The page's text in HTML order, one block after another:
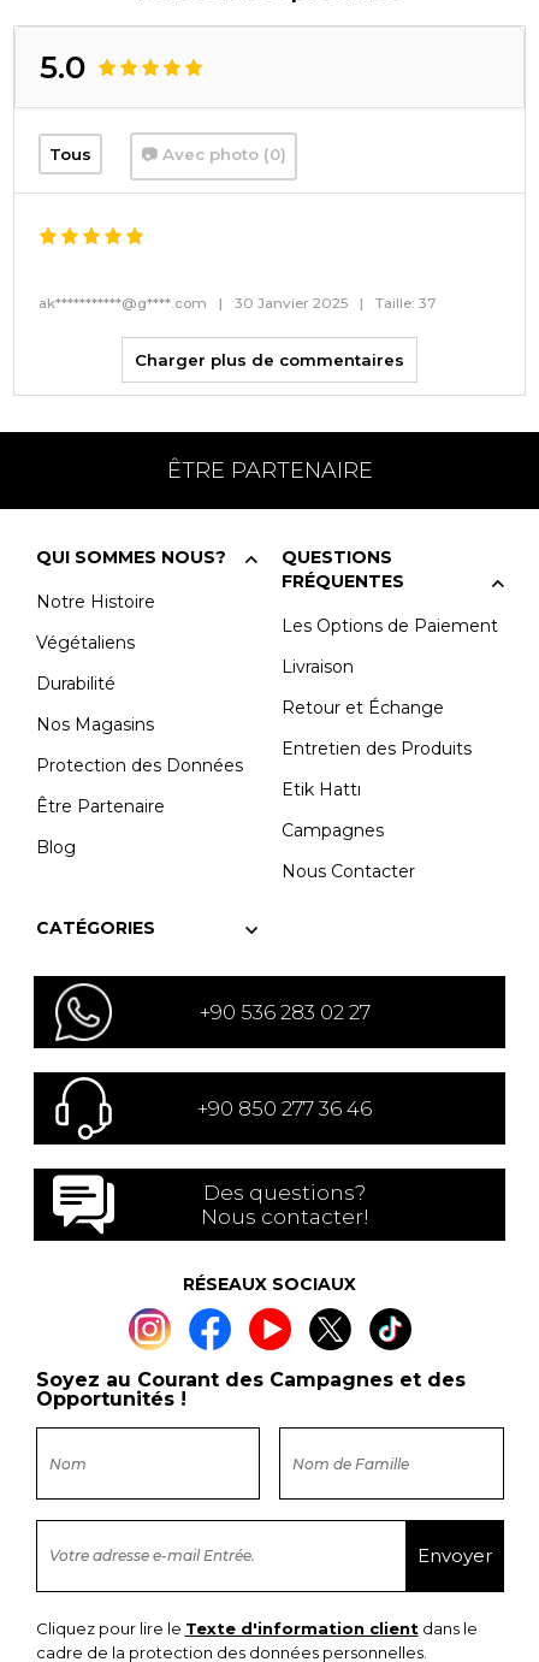
5.0
Tous 📷 Avec photo (0)
ak***********@g****.com | 30 Janvier 2025 | Taille: 37
Charger plus de commentaires
ÊTRE PARTENAIRE
QUI SOMMES NOUS?
Notre Histoire
Végétaliens
Durabilité
Nos Magasins
Protection des Données
Être Partenaire
Blog
QUESTIONS
FRÉQUENTES
Les Options de Paiement
Livraison
Retour et Échange
Entretien des Produits
Etik Hattı
Campagnes
Nous Contacter
CATÉGORIES
+90 536 283 02 27
+90 850 277 36 46
Des questions?
Nous contacter!
RÉSEAUX SOCIAUX
Soyez au Courant des Campagnes et des
Opportunités !
Cliquez pour lire le Texte d'information clientdans le
cadre de la protection des données personnelles.